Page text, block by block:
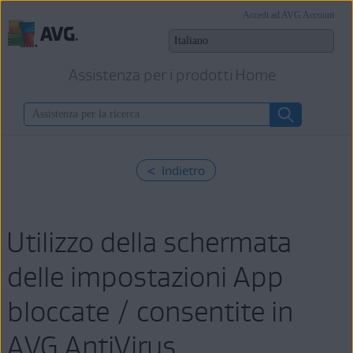
Assistenza per i prodotti Home
Accedi ad AVG Account
< Indietro
Utilizzo della schermata
delle impostazioni App
bloccate / consentite in
AVG AntiVirus